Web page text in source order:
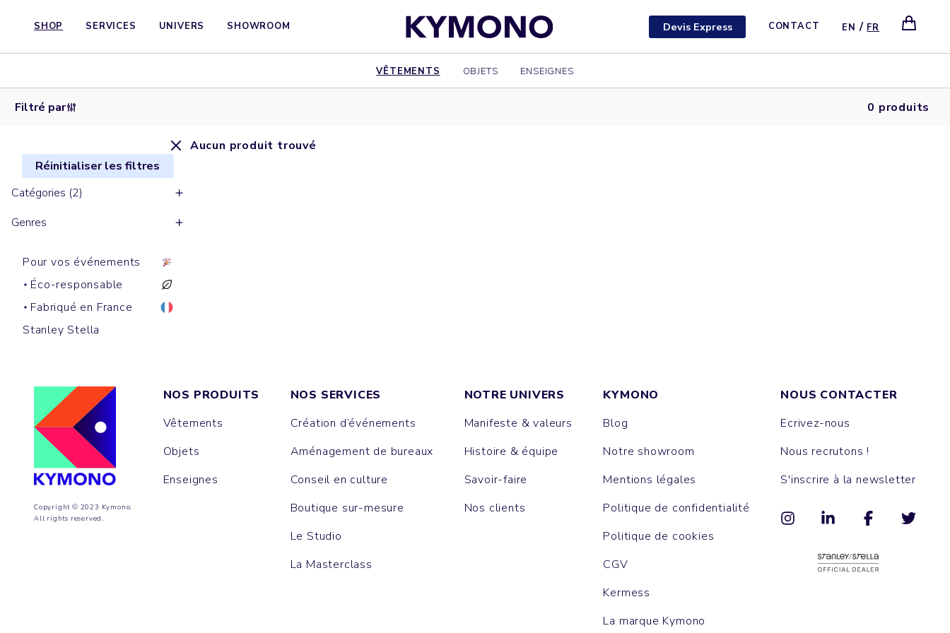
SHOP SERVICES UNIVERS SHOWROOM Devis Express CONTACT EN / FR
VÊTEMENTS OBJETS ENSEIGNES
Filtré par 0 produits
Réinitialiser les filtres
Catégories (2)
Genres
Pour vos événements
Éco-responsable
Fabriqué en France
Stanley Stella
Aucun produit trouvé
Copyright © 2023 Kymono.
All rights reserved.
NOS PRODUITS
Vêtements
Objets
Enseignes
NOS SERVICES
Création d’événements
Aménagement de bureaux
Conseil en culture
Boutique sur-mesure
Le Studio
La Masterclass
NOTRE UNIVERS
Manifeste & valeurs
Histoire & équipe
Savoir-faire
Nos clients
KYMONO
Blog
Notre showroom
Mentions légales
Politique de confidentialité
Politique de cookies
CGV
Kermess
La marque Kymono
NOUS CONTACTER
Ecrivez-nous
Nous recrutons !
S'inscrire à la newsletter